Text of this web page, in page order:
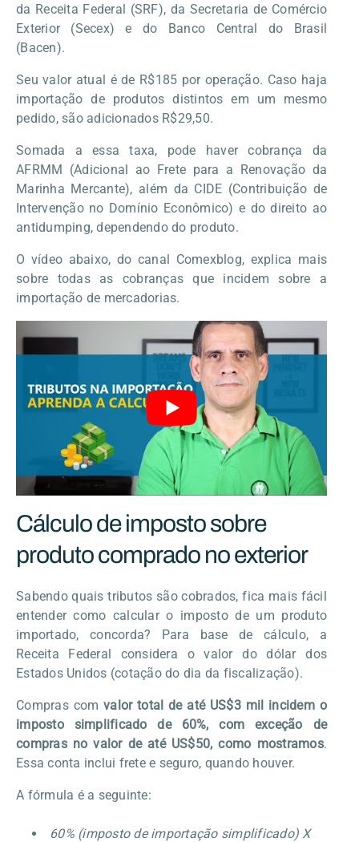
da Receita Federal (SRF), da Secretaria de Comércio
Exterior (Secex) e do Banco Central do Brasil
(Bacen).
Seu valor atual é de R$185 por operação. Caso haja
importação de produtos distintos em um mesmo
pedido, são adicionados R$29,50.
Somada a essa taxa, pode haver cobrança da
AFRMM (Adicional ao Frete para a Renovação da
Marinha Mercante), além da CIDE (Contribuição de
Intervenção no Domínio Econômico) e do direito ao
antidumping, dependendo do produto.
O vídeo abaixo, do canal Comexblog, explica mais
sobre todas as cobranças que incidem sobre a
importação de mercadorias.
Cálculo de imposto sobre
produto comprado no exterior
Sabendo quais tributos são cobrados, fica mais fácil
entender como calcular o imposto de um produto
importado, concorda? Para base de cálculo, a
Receita Federal considera o valor do dólar dos
Estados Unidos (cotação do dia da fiscalização).
Compras comvalor total de até US$3 mil incidem o
imposto simplificado de 60%, com exceção de
compras no valor de até US$50, como mostramos.
Essa conta inclui frete e seguro, quando houver.
A fórmula é a seguinte:
60% (imposto de importação simplificado) X